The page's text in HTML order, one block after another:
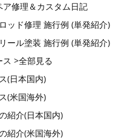
ア修理＆カスタム日記
ッド修理 施行例 (単発紹介)
ール塗装 施行例 (単発紹介)
>全部見る
(日本国内)
(米国海外)
紹介(日本国内)
紹介(米国海外)